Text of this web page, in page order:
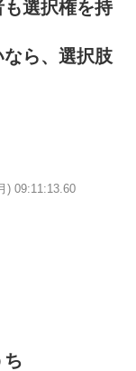
選択権を持
ら、選択肢
) 09:11:13.60
ち